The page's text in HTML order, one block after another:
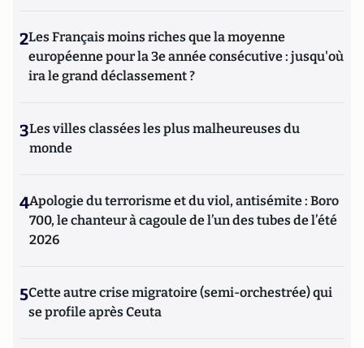
2Les Français moins riches que la moyenne
européenne pour la 3e année consécutive : jusqu'où
ira le grand déclassement ?
3Les villes classées les plus malheureuses du
monde
4Apologie du terrorisme et du viol, antisémite : Boro
700, le chanteur à cagoule de l’un des tubes de l’été
2026
5Cette autre crise migratoire (semi-orchestrée) qui
se profile après Ceuta